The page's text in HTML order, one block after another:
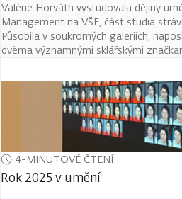
Valérie Horváth vystudovala dějiny
Management na VŠE, část studia
Působila v soukromých galeriích,
dvěma významnými sklářskými
4-MINUTOVÉ ČTENÍ
Rok 2025 v umění